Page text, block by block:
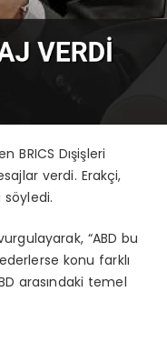
BRICS Dışişleri
verdi. Erakçi,
“ABD bu
konu farklı
arasındaki temel